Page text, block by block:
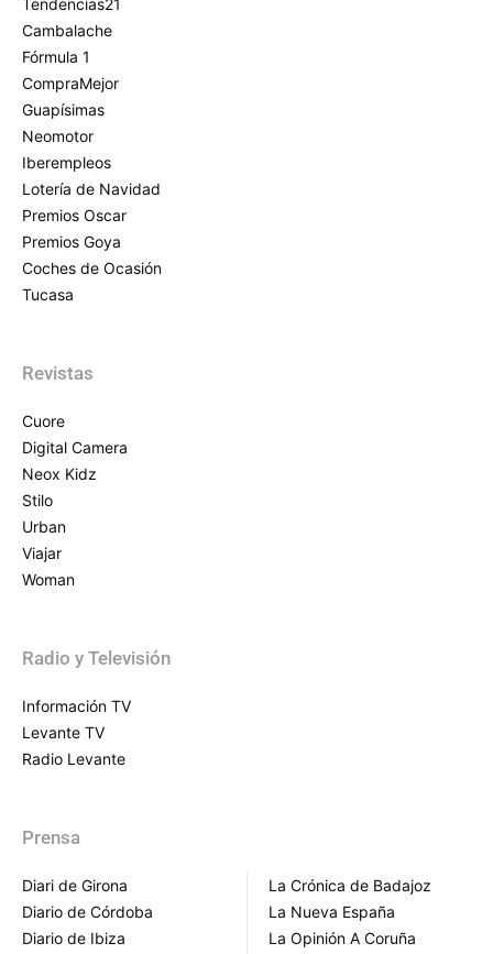
Tendencias21
Cambalache
Fórmula 1
CompraMejor
Guapísimas
Neomotor
Iberempleos
Lotería de Navidad
Premios Oscar
Premios Goya
Coches de Ocasión
Tucasa
Revistas
Cuore
Digital Camera
Neox Kidz
Stilo
Urban
Viajar
Woman
Radio y Televisión
Información TV
Levante TV
Radio Levante
Prensa
Diari de Girona
Diario de Córdoba
Diario de Ibiza
La Crónica de Badajoz
La Nueva España
La Opinión A Coruña